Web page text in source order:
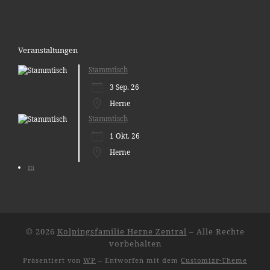
Veranstaltungen
Stammtisch
3 Sep. 26
Herne
Stammtisch
1 Okt. 26
Herne
m
© 2026 Kolpingsfamilie Herne Zentral – Alle Rechte
vorbehalten
Präsentiert von WP – Entworfen mit dem Customizr-Theme